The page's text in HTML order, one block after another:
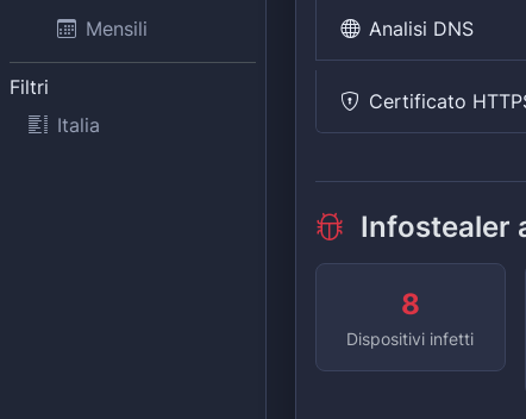
Mensili
Filtri
Italia
Analisi DNS
Certificato
Infostealer
8
Dispositivi infetti